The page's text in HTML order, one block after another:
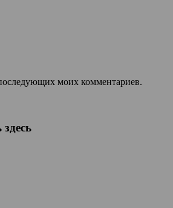
моих комментариев.